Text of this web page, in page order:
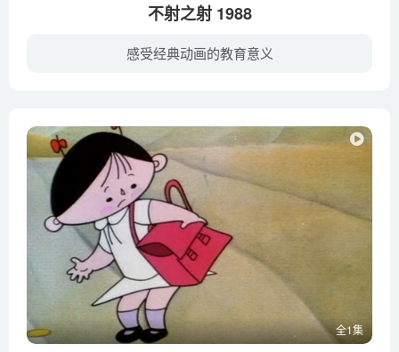
不射之射 1988
感受经典动画的教育意义
全1集